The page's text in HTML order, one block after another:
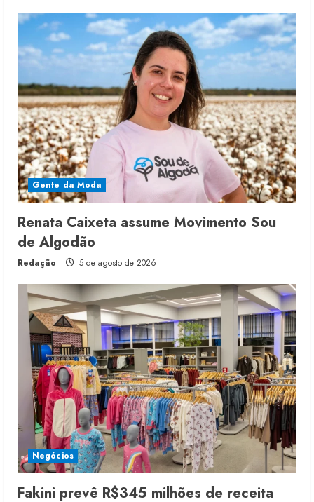
Gente da Moda
Renata Caixeta assume Movimento Sou
de Algodão
Redação 5 de agosto de 2026
Negócios
Fakini prevê R$345 milhões de receita